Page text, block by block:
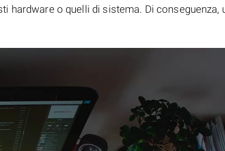
hardware o quelli di sistema. Di conseguenza,